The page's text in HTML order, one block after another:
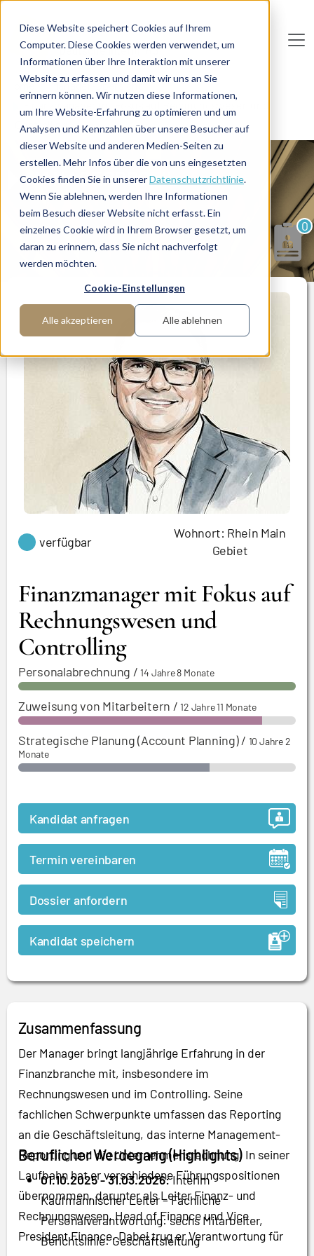
Diese Website speichert Cookies auf Ihrem
Computer. Diese Cookies werden verwendet, um
Informationen über Ihre Interaktion mit unserer
Website zu erfassen und damit wir uns an Sie
erinnern können. Wir nutzen diese Informationen,
um Ihre Website-Erfahrung zu optimieren und um
Analysen und Kennzahlen über unsere Besucher auf
dieser Website und anderen Medien-Seiten zu
erstellen. Mehr Infos über die von uns eingesetzten
Cookies finden Sie in unsererDatenschutzrichtlinie.
Wenn Sie ablehnen, werden Ihre Informationen
beim Besuch dieser Website nicht erfasst. Ein
einzelnes Cookie wird in Ihrem Browser gesetzt, um
daran zu erinnern, dass Sie nicht nachverfolgt
werden möchten.
Cookie-Einstellungen
Alle akzeptieren Alle ablehnen
Deutsc he InterimAG
Home
Manager-Übersicht
Finanzmanager mit Fokus auf Rechnungswesen und
Controlling
MANAGERPROFIL
0
verfügbar
Wohnort: Rhein Main
Gebiet
Finanzmanager mit Fokus auf
Rechnungswesen und
Controlling
Personalabrechnung /14 Jahre 8 Monate
Zuweisung von Mitarbeitern /12 Jahre 11 Monate
Strategische Planung (Account Planning)/ 10 Jahre 2
Monate
Kandidat anfragen
Termin vereinbaren
Dossier anfordern
Kandidat speichern
Zusammenfassung
Der Manager bringt langjährige Erfahrung in der
Finanzbranche mit, insbesondere im
Rechnungswesen und im Controlling. Seine
fachlichen Schwerpunkte umfassen das Reporting
an die Geschäftsleitung, das interne Management-
Reporting und die Unternehmensrechnung. In seiner
Laufbahn hat er verschiedene Führungspositionen
übernommen, darunter als Leiter Finanz- und
Rechnungswesen, Head of Finance und Vice
President Finance. Dabei trug er Verantwortung für
Beruflicher Werdegang (Highlights)
01.10.2025 - 31.03.2026:Interim
Kaufmännischer Leiter – Fachliche
Personalverantwortung: sechs Mitarbeiter,
Berichtslinie: Geschäftsleitung